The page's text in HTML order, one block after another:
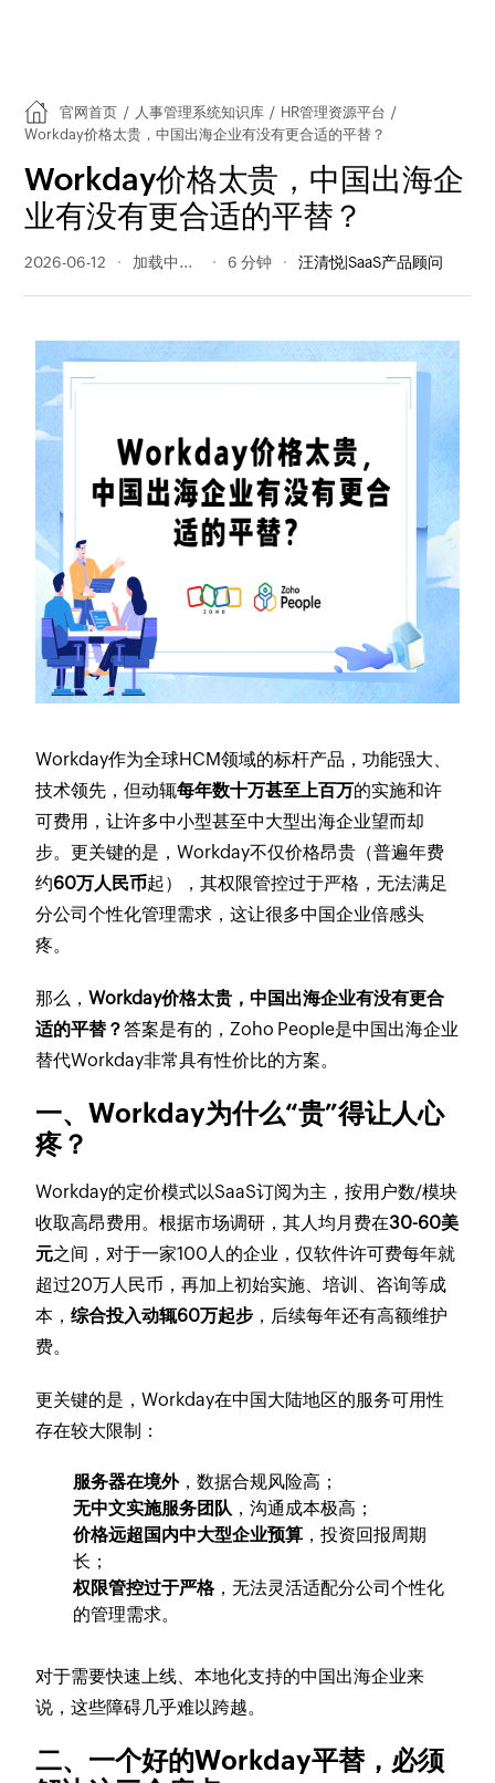
官网首页 / 人事管理系统知识库 / HR管理资源平台 /
Workday价格太贵，中国出海企业有没有更合适的平替？
Workday价格太贵，中国出海企
业有没有更合适的平替？
2026-06-12 59 阅读量 6 分钟 汪清悦|SaaS产品顾问
Workday作为全球HCM领域的标杆产品，功能强大、
技术领先，但动辄每年数十万甚至上百万的实施和许
可费用，让许多中小型甚至中大型出海企业望而却
步。更关键的是，Workday不仅价格昂贵（普遍年费
约60万人民币起），其权限管控过于严格，无法满足
分公司个性化管理需求，这让很多中国企业倍感头
疼。
那么，Workday价格太贵，中国出海企业有没有更合
适的平替？答案是有的，Zoho People是中国出海企业
替代Workday非常具有性价比的方案。
一、Workday为什么“贵”得让人心
疼？
Workday的定价模式以SaaS订阅为主，按用户数/模块
收取高昂费用。根据市场调研，其人均月费在30-60美
元之间，对于一家100人的企业，仅软件许可费每年就
超过20万人民币，再加上初始实施、培训、咨询等成
本，综合投入动辄60万起步 ，后续每年还有高额维护
费。
更关键的是，Workday在中国大陆地区的服务可用性
存在较大限制：
服务器在境外，数据合规风险高；
无中文实施服务团队 ，沟通成本极高；
价格远超国内中大型企业预算 ，投资回报周期
长；
权限管控过于严格，无法灵活适配分公司个性化
的管理需求。
对于需要快速上线、本地化支持的中国出海企业来
说，这些障碍几乎难以跨越。
二、一个好的Workday平替，必须